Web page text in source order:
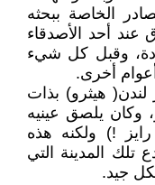
الخاصة ببحثه
عند أحد الأصدقاء
وقبل كل شيء
أخرى.
هيثرو) بذات
وكان يلصق عينيه
!) ولكنه هذه
تلك المدينة التي
جيد.